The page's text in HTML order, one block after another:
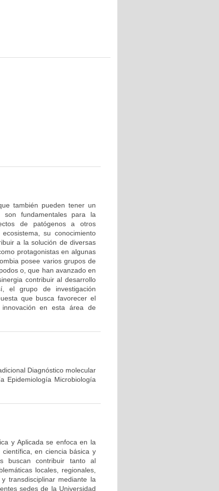
también pueden tener un
fundamentales para la
de patógenos a otros
su conocimiento
a la solución de diversas
protagonistas en algunas
posee varios grupos de
o, que han avanzado en
contribuir al desarrollo
el grupo de investigación
que busca favorecer el
en esta área de
Diagnóstico molecular
Epidemiología Microbiología
y Aplicada se enfoca en la
en ciencia básica y
buscan contribuir tanto al
locales, regionales,
transdisciplinar mediante la
sedes de la Universidad